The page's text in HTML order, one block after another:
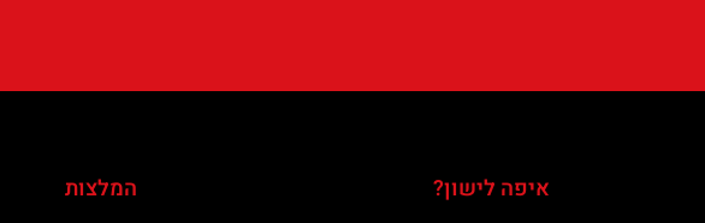
איפה לישון?
המלצות